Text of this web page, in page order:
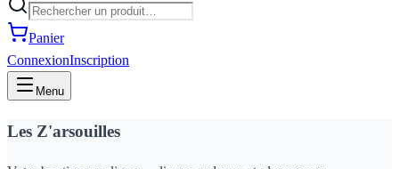
Panier
ConnexionInscription
Menu
Les Z'arsouilles